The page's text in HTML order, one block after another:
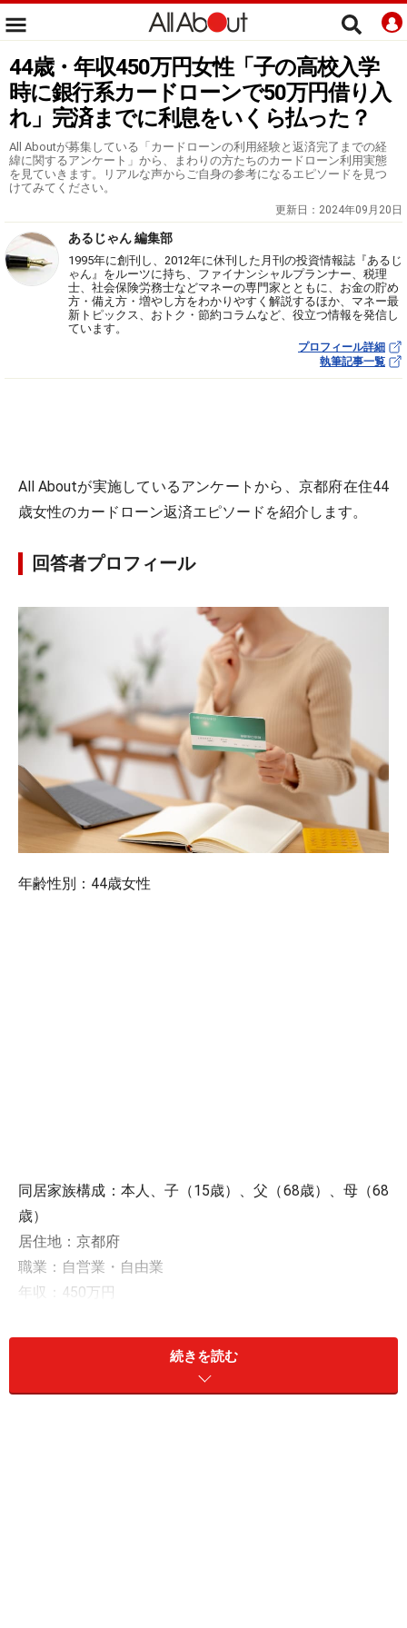
44歳・年収450万円女性「子の高校入学
時に銀行系カードローンで50万円借り入
れ」完済までに利息をいくら払った？
All Aboutが募集している「カードローンの利用経験と返済完了までの経
緯に関するアンケート」から、まわりの方たちのカードローン利用実態
を見ていきます。リアルな声からご自身の参考になるエピソードを見つ
けてみてください。
更新日： 2024年09月20日
あるじゃん 編集部
1995年に創刊し、2012年に休刊した月刊の投資情報誌『あるじ
ゃん』をルーツに持ち、ファイナンシャルプランナー、税理
士、社会保険労務士などマネーの専門家とともに、お金の貯め
方・備え方・増やし方をわかりやすく解説するほか、マネー最
新トピックス、おトク・節約コラムなど、役立つ情報を発信し
ています。
プロフィール詳細
執筆記事一覧
All Aboutが実施しているアンケートから、京都府在住44
歳女性のカードローン返済エピソードを紹介します。
回答者プロフィール
年齢性別：44歳女性
同居家族構成：本人、子（15歳）、父（68歳）、母（68
歳）
居住地：京都府
職業：自営業・自由業
年収：450万円
「仕事の減少と子の高校進学が重なったこ
とで利用」
続きを読む